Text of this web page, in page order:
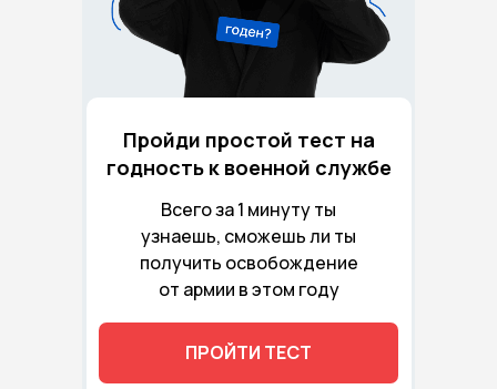
Всего за 1 минуту ты
узнаешь, сможешь ли ты
получить освобождение
от армии в этом году
Пройди простой тест на
годность к военной службе
ПРОЙТИ ТЕСТ